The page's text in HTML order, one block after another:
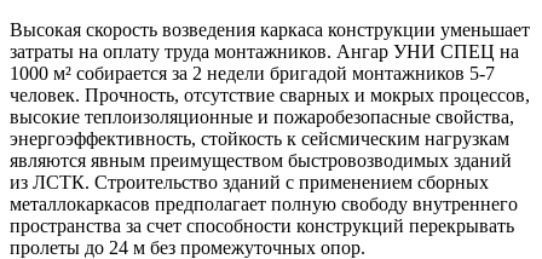
Высокая скорость возведения каркаса конструкции уменьшает
затраты на оплату труда монтажников. Ангар УНИ СПЕЦ на
1000 м² собирается за 2 недели бригадой монтажников 5-7
человек. Прочность, отсутствие сварных и мокрых процессов,
высокие теплоизоляционные и пожаробезопасные свойства,
энергоэффективность, стойкость к сейсмическим нагрузкам
являются явным преимуществом быстровозводимых зданий
из ЛСТК. Строительство зданий с применением сборных
металлокаркасов предполагает полную свободу внутреннего
пространства за счет способности конструкций перекрывать
пролеты до 24 м без промежуточных опор.